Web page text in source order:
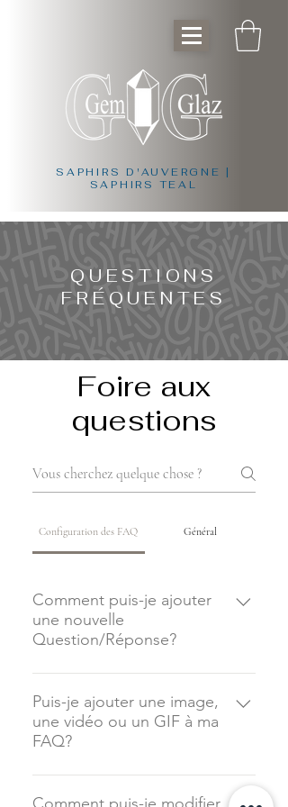
SAPHIRS D'AUVERGNE |
SAPHIRS TEAL
QUESTIONS
FRÉQUENTES
Foire aux
questions
Configuration des FAQ Général
Comment puis-je ajouter
une nouvelle
Question/Réponse?
Pour ajouter une nouvelle FAQ,
suivez ces étapes : 1. Cliquez sur le
bouton « Gérer la FAQ » 2. Depuis
le Tableau de bord de votre site,
Puis-je ajouter une image,
une vidéo ou un GIF à ma
FAQ?
Oui. Pour ajouter un média, suivez
ces étapes : 1. Accédez aux
Comment puis-je modifier